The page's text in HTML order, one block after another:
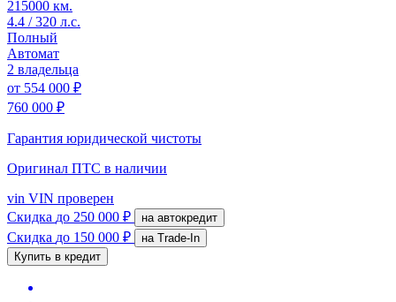
215000 км.
4.4 / 320 л.с.
Полный
Автомат
2 владельца
от 554 000 ₽
760 000 ₽
Гарантия юридической чистоты
Оригинал ПТС в наличии
vin VIN проверен
Скидка до 250 000 ₽ на автокредит
Скидка до 150 000 ₽
на Trade-In
Купить в кредит